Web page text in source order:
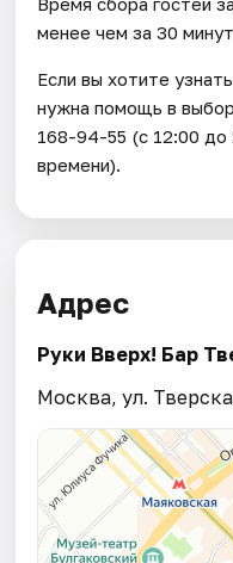
менее чем за 30
Если вы хотите
нужна помощь в
168-94-55 (с 12:00 до
времени).
Адрес
Руки Вверх! Бар
Москва, ул.